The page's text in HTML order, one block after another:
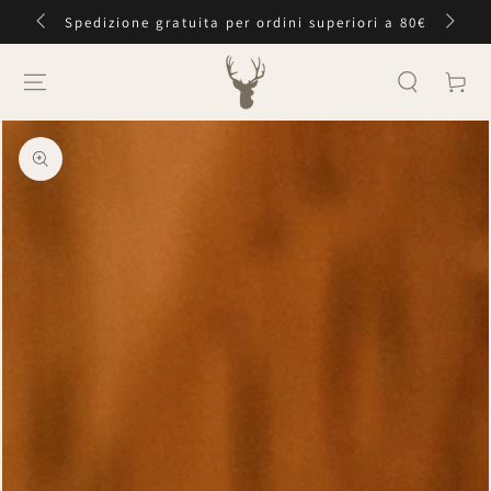
PASSA AL
CONTENUTO
Spedizione gratuita per ordini superiori a 80€
Carello
INFORMAZIONE
SUL PRODOTTO